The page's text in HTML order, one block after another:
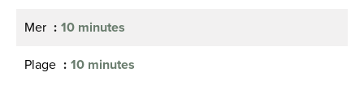
Mer
10 minutes
Plage
10 minutes